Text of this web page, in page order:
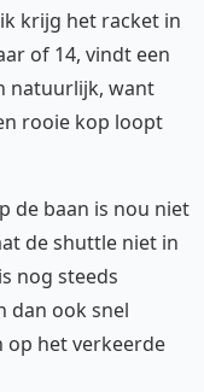
krijg het racket in
of 14, vindt een
natuurlijk, want
rooie kop loopt
de baan is nou niet
de shuttle niet in
nog steeds
dan ook snel
op het verkeerde